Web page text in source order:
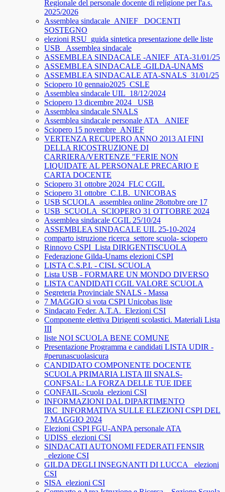
Regionale del personale docente di religione per l'a.s.
2025/2026
Assemblea sindacale_ANIEF_ DOCENTI
SOSTEGNO
elezioni RSU_guida sintetica presentazione delle liste
USB_ Assemblea sindacale
ASSEMBLEA SINDACALE -ANIEF_ATA-31/01/25
ASSEMBLEA SINDACALE -GILDA-UNAMS
ASSEMBLEA SINDACALE ATA-SNALS_31/01/25
Sciopero 10 gennaio2025_CSLE
Assemblea sindacale UIL_18/12/2024
Sciopero 13 dicembre 2024_ USB
Assemblea sindacale SNALS
Assemblea sindacale personale ATA_ ANIEF
Sciopero 15 novembre_ANIEF
VERTENZA RECUPERO ANNO 2013 AI FINI
DELLA RICOSTRUZIONE DI
CARRIERA/VERTENZE "FERIE NON
LIQUIDATE AL PERSONALE PRECARIO E
CARTA DOCENTE
Sciopero 31 ottobre 2024_FLC CGIL
Sciopero 31 ottobre_C.I.B._UNICOBAS
USB SCUOLA_assemblea online 28ottobre ore 17
USB_SCUOLA_SCIOPERO 31 OTTOBRE 2024
Assemblea sindacale CGIL 25/10/24
ASSEMBLEA SINDACALE UIL 25-10-2024
comparto istruzione ricerca_settore scuola- sciopero
Rinnovo CSPI_Lista DIRIGENTISCUOLA
Federazione Gilda-Unams elezioni CSPI
LISTA C.S.P.I. - CISL SCUOLA
Lista USB - FORMARE UN MONDO DIVERSO
LISTA CANDIDATI CGIL VALORE SCUOLA
Segreteria Provinciale SNALS - Massa
7 MAGGIO si vota CSPI Unicobas liste
Sindacato Feder. A.T.A._Elezioni CSI
Componente elettiva Dirigenti scolastici. Materiali Lista
III
liste NOI SCUOLA BENE COMUNE
Presentazione Programma e candidati LISTA UDIR -
#perunascuolasicura
CANDIDATO COMPONENTE DOCENTE
SCUOLA PRIMARIA LISTA III SNALS-
CONFSAL: LA FORZA DELLE TUE IDEE
CONFAIL-Scuola_elezioni CSI
INFORMAZIONI DAL DIPARTIMENTO
IRC_INFORMATIVA SULLE ELEZIONI CSPI DEL
7 MAGGIO 2024
Elezioni CSPI FGU-ANPA personale ATA
UDISS_elezioni CSI
SINDACATI AUTONOMI FEDERATI FENSIR
_elezione CSI
GILDA DEGLI INSEGNANTI DI LUCCA_ elezioni
CSI
SISA_elezioni CSI